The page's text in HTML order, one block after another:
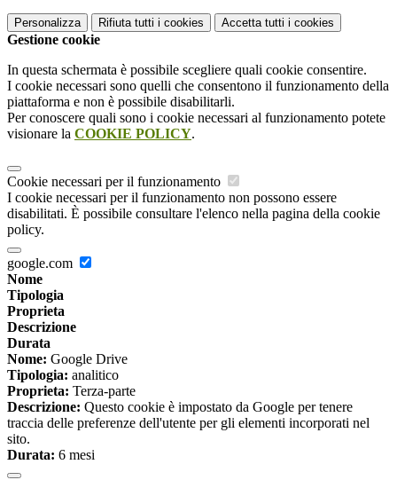
Personalizza Rifiuta tutti i cookies Accetta tutti i cookies
Gestione cookie
In questa schermata è possibile scegliere quali cookie consentire.
I cookie necessari sono quelli che consentono il funzionamento della
piattaforma e non è possibile disabilitarli.
Per conoscere quali sono i cookie necessari al funzionamento potete
visionare la COOKIE POLICY.
Cookie necessari per il funzionamento
I cookie necessari per il funzionamento non possono essere
disabilitati. È possibile consultare l'elenco nella pagina della cookie
policy.
google.com
Nome
Tipologia
Proprieta
Descrizione
Durata
Nome: Google Drive
Tipologia: analitico
Proprieta: Terza-parte
Descrizione: Questo cookie è impostato da Google per tenere
traccia delle preferenze dell'utente per gli elementi incorporati nel
sito.
Durata: 6 mesi